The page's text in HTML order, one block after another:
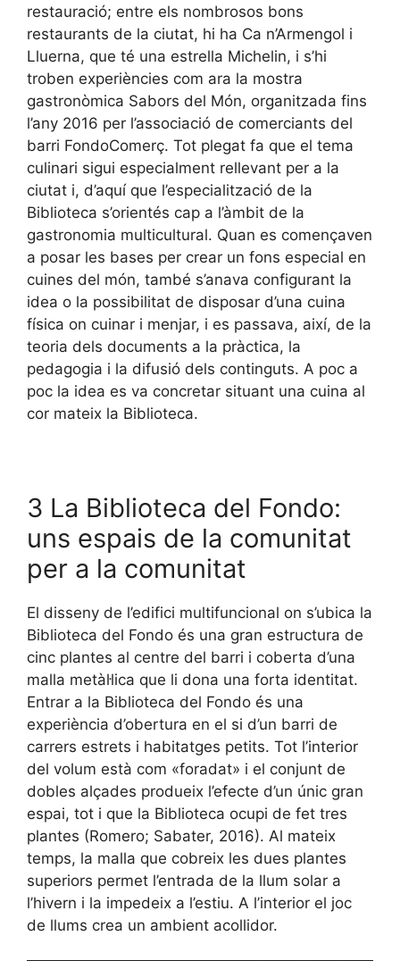
restauració; entre els nombrosos bons
restaurants de la ciutat, hi ha Ca n’Armengol i
Lluerna, que té una estrella Michelin, i s’hi
troben experiències com ara la mostra
gastronòmica Sabors del Món, organitzada fins
l’any 2016 per l’associació de comerciants del
barri FondoComerç. Tot plegat fa que el tema
culinari sigui especialment rellevant per a la
ciutat i, d’aquí que l’especialització de la
Biblioteca s’orientés cap a l’àmbit de la
gastronomia multicultural. Quan es començaven
a posar les bases per crear un fons especial en
cuines del món, també s’anava configurant la
idea o la possibilitat de disposar d’una cuina
física on cuinar i menjar, i es passava, així, de la
teoria dels documents a la pràctica, la
pedagogia i la difusió dels continguts. A poc a
poc la idea es va concretar situant una cuina al
cor mateix la Biblioteca.
3 La Biblioteca del Fondo:
uns espais de la comunitat
per a la comunitat
El disseny de l’edifici multifuncional on s’ubica la
Biblioteca del Fondo és una gran estructura de
cinc plantes al centre del barri i coberta d’una
malla metàl·lica que li dona una forta identitat.
Entrar a la Biblioteca del Fondo és una
experiència d’obertura en el si d’un barri de
carrers estrets i habitatges petits. Tot l’interior
del volum està com «foradat» i el conjunt de
dobles alçades produeix l’efecte d’un únic gran
espai, tot i que la Biblioteca ocupi de fet tres
plantes (Romero; Sabater, 2016). Al mateix
temps, la malla que cobreix les dues plantes
superiors permet l’entrada de la llum solar a
l’hivern i la impedeix a l’estiu. A l’interior el joc
de llums crea un ambient acollidor.